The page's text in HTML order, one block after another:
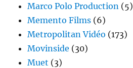
Marco Polo Production (5)
Memento Films (6)
Metropolitan Vidéo (173)
Movinside (30)
Muet (3)